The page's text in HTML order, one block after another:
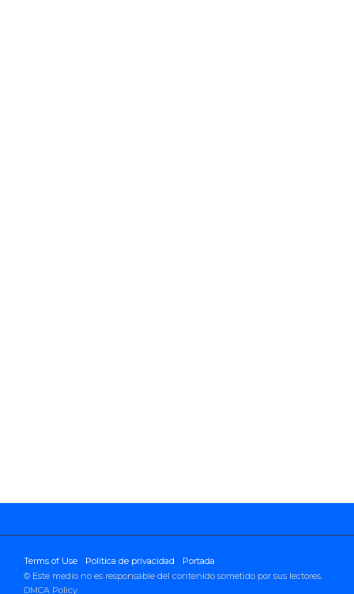
Terms of Use Política de privacidad
Portada
© Este medio no es responsable del contenido sometido por sus lectores.
DMCA Policy